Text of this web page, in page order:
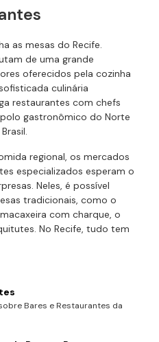
as mesas do Recife.
de uma grande
oferecidos pela cozinha
culinária
restaurantes com chefs
gastronômico do Norte
regional, os mercados
especializados esperam o
Neles, é possível
tradicionais, como o
com charque, o
No Recife, tudo tem
Bares e Restaurantes da